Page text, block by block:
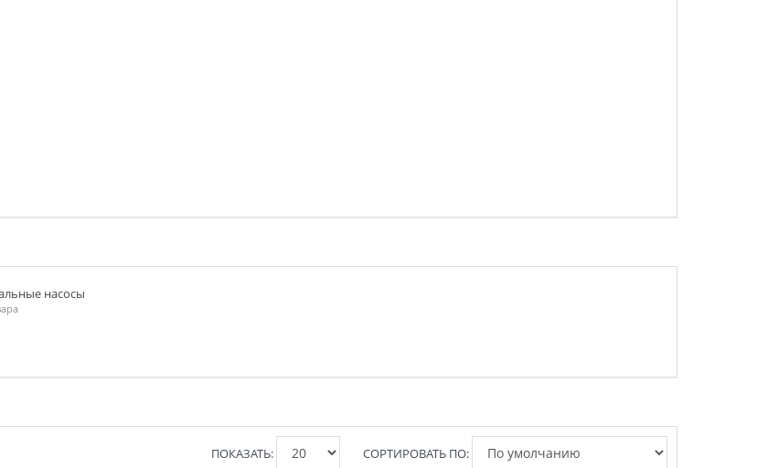
насосы
СОРТИРОВАТЬ ПО:
ПОКАЗАТЬ: